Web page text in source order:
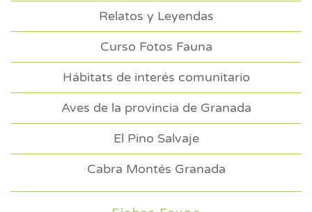
Relatos y Leyendas
Curso Fotos Fauna
Hábitats de interés comunitario
Aves de la provincia de Granada
El Pino Salvaje
Cabra Montés Granada